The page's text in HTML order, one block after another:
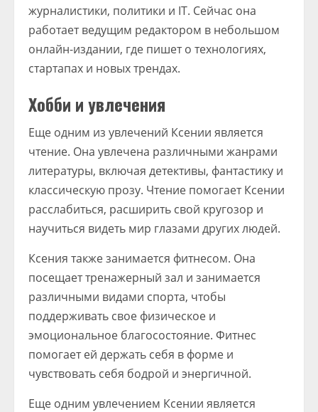
журналистики, политики и IT. Сейчас она
работает ведущим редактором в небольшом
онлайн-издании, где пишет о технологиях,
стартапах и новых трендах.
Хобби и увлечения
Еще одним из увлечений Ксении является
чтение. Она увлечена различными жанрами
литературы, включая детективы, фантастику и
классическую прозу. Чтение помогает Ксении
расслабиться, расширить свой кругозор и
научиться видеть мир глазами других людей.
Ксения также занимается фитнесом. Она
посещает тренажерный зал и занимается
различными видами спорта, чтобы
поддерживать свое физическое и
эмоциональное благосостояние. Фитнес
помогает ей держать себя в форме и
чувствовать себя бодрой и энергичной.
Еще одним увлечением Ксении является